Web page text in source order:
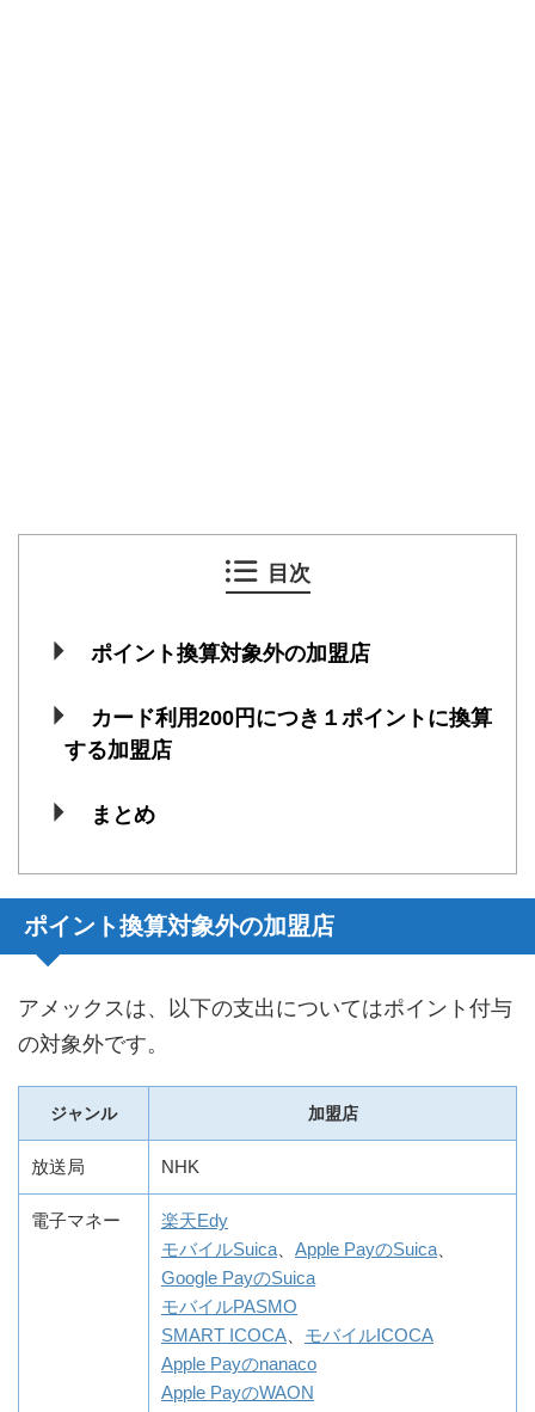
目次
ポイント換算対象外の加盟店
カード利用200円につき１ポイントに換算
する加盟店
まとめ
ポイント換算対象外の加盟店
アメックスは、以下の支出についてはポイント付与
の対象外です。
ジャンル 加盟店
放送局 NHK
電子マネー
楽天Edy
モバイルSuica
Apple PayのSuica
Google PayのSuica
モバイルPASMO
SMART ICOCA
モバイルICOCA
Apple Payのnanaco
Apple PayのWAON